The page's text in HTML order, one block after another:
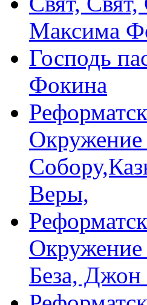
Максима
Господь
Фокина
Окружение
Веры,
Беза, Джон